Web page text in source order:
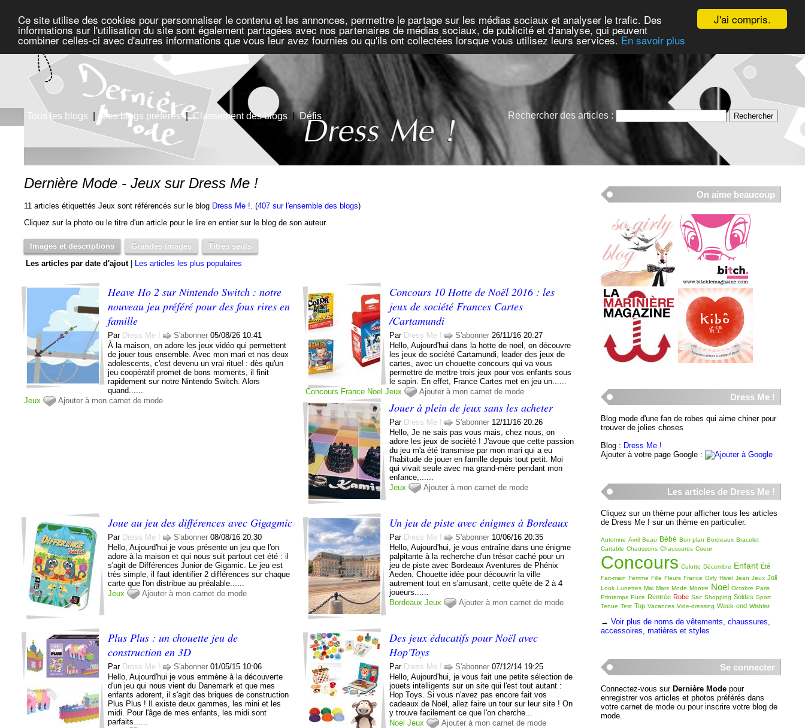
J'ai compris.
Ce site utilise des cookies pour personnaliser le contenu et les annonces, permettre le partage sur les médias sociaux et analyser le trafic. Des
informations sur l'utilisation du site sont également partagées avec nos partenaires de médias sociaux, de publicité et d'analyse, qui peuvent
combiner celles-ci avec d'autres informations que vous leur avez fournies ou qu'ils ont collectées lorsque vous utilisez leurs services. En savoir plus
Tous les blogs | Mes blogs préférés|Classement des blogs |Défis Rechercher des articles :
Dernière Mode - Jeux sur Dress Me !
11 articles étiquettés Jeux sont référencés sur le blog Dress Me !. (407 sur l'ensemble des blogs)
Cliquez sur la photo ou le titre d'un article pour le lire en entier sur le blog de son auteur.
Images et descriptions Grandes images
Titres seuls
Les articles par date d'ajout| Les articles les plus populaires
Heave Ho 2 sur Nintendo Switch : notre
nouveau jeu préféré pour des fous rires en
famille
Par Dress Me ! S'abonner 05/08/26 10:41
À la maison, on adore les jeux vidéo qui permettent
de jouer tous ensemble. Avec mon mari et nos deux
adolescents, c'est devenu un vrai rituel : dès qu'un
jeu coopératif promet de bons moments, il finit
rapidement sur notre Nintendo Switch. Alors
quand......
Jeux
Ajouter à mon carnet de mode
Concours 10 Hotte de Noël 2016 : les
jeux de société Frances Cartes
/Cartamundi
Par Dress Me ! S'abonner 26/11/16 20:27
Hello, Aujourd'hui dans la hotte de noël, on découvre
les jeux de société Cartamundi, leader des jeux de
cartes, avec un chouette concours qui va vous
permettre de mettre trois jeux pour vos enfants sous
le sapin. En effet, France Cartes met en jeu un......
Concours France Noel Jeux Ajouter à mon carnet de mode
Jouer à plein de jeux sans les acheter
Par Dress Me ! S'abonner 12/11/16 20:26
Hello, Je ne sais pas vous mais, chez nous, on
adore les jeux de société ! J'avoue que cette passion
du jeu m'a été transmise par mon mari qui a eu
l'habitude de jouer en famille depuis tout petit. Moi
qui vivait seule avec ma grand-mère pendant mon
enfance,......
Jeux
Ajouter à mon carnet de mode
Joue au jeu des différences avec Gigagmic
Par Dress Me ! S'abonner 08/08/16 20:30
Hello, Aujourd'hui je vous présente un jeu que l'on
adore à la maison et qui nous suit partout cet été : il
s'agit de Différences Junior de Gigamic. Le jeu est
très simple, il faut identifier 2 différences sur chaque
carte que l'on distribue au préalable......
Jeux
Ajouter à mon carnet de mode
Un jeu de piste avec énigmes à Bordeaux
Par Dress Me ! S'abonner 10/06/16 20:35
Hello, Aujourd'hui, je vous entraîne dans une énigme
palpitante à la recherche d'un trésor caché pour un
jeu de piste avec Bordeaux Aventures de Phénix
Aeden. Chouette idée pour découvrir la ville
autrement tout en s'amusant, cette quête de 2 à 4
joueurs......
Bordeaux Jeux Ajouter à mon carnet de mode
Plus Plus : un chouette jeu de
construction en 3D
Par Dress Me ! S'abonner 01/05/15 10:06
Hello, Aujourd'hui je vous emmène à la découverte
d'un jeu qui nous vient du Danemark et que mes
enfants adorent, il s'agit des briques de construction
Plus Plus ! Il existe deux gammes, les mini et les
midi. Pour l'âge de mes enfants, les midi sont
parfaits......
Des jeux éducatifs pour Noël avec
Hop'Toys
Par Dress Me ! S'abonner 07/12/14 19:25
Hello, Aujourd'hui, je vous fait une petite sélection de
jouets intelligents sur un site qui l'est tout autant :
Hop Toys. Si vous n'avez pas encore fait vos
cadeaux de Noël, allez faire un tour sur leur site ! On
y trouve facilement ce que l'on cherche...
Noel Jeux Ajouter à mon carnet de mode
On aime beaucoup
Dress Me !
Blog mode d'une fan de robes qui aime chiner pour
trouver de jolies choses
Blog : Dress Me !
Ajouter à votre page Google :
Les articles de Dress Me !
Cliquez sur un thème pour afficher tous les articles
de Dress Me ! sur un thème en particulier.
Automne Avril Beau Bébé Bon plan Bordeaux Bracelet
Cartable Chaussons Chaussures Coeur
Concours Culotte Décembre Enfant Été
Fait-main Femme Fille Fleurs France Girly Hiver Jean Jeux Joli
Look Lunettes Mai Mars Mode Montre Noel Octobre Paris
Printemps Puce Rentrée Robe Sac Shopping Soldes Sport
Tenue Test Top Vacances Vide-dressing Week-end Wishlist
→ Voir plus de noms de vêtements, chaussures,
accessoires, matières et styles
Se connecter
Connectez-vous sur Dernière Modepour
enregistrer vos articles et photos préférés dans
votre carnet de mode ou pour inscrire votre blog de
mode.